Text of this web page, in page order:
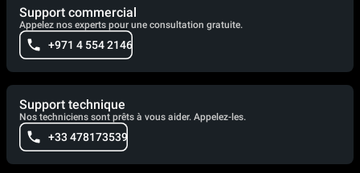
Support commercial
Appelez nos experts pour une consultation gratuite.
+971 4 554 2146
Support technique
Nos techniciens sont prêts à vous aider. Appelez-les.
+33 478173539